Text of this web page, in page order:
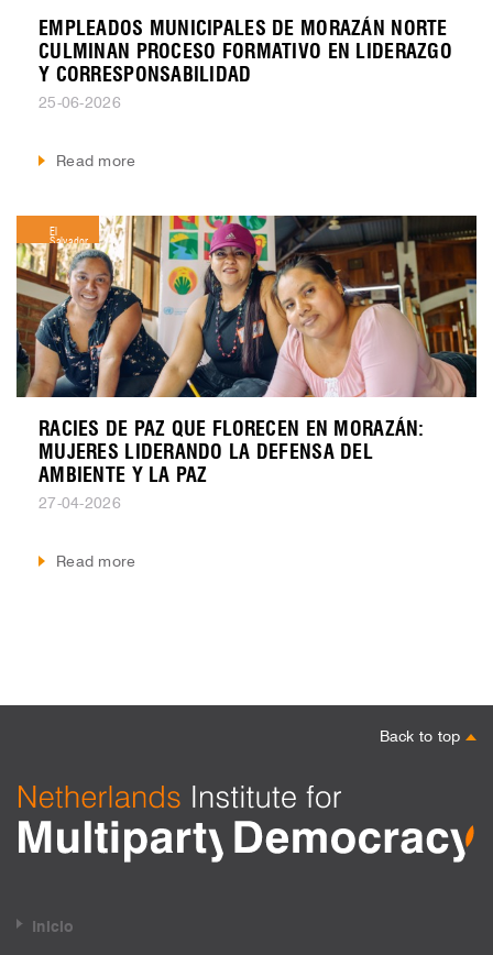
EMPLEADOS MUNICIPALES DE MORAZÁN NORTE
CULMINAN PROCESO FORMATIVO EN LIDERAZGO
Y CORRESPONSABILIDAD
25-06-2026
Read more
RACIES DE PAZ QUE FLORECEN EN MORAZÁN:
MUJERES LIDERANDO LA DEFENSA DEL
AMBIENTE Y LA PAZ
27-04-2026
Read more
El
Salvador
Back to top
Inicio